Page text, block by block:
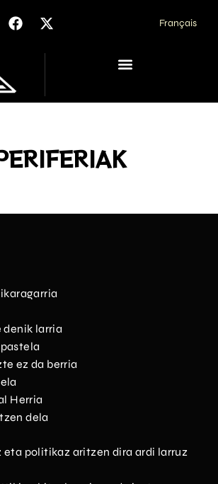
Français
denik larria
ez da berria
Herria
dela
eta politikaz aritzen dira ardi larruz